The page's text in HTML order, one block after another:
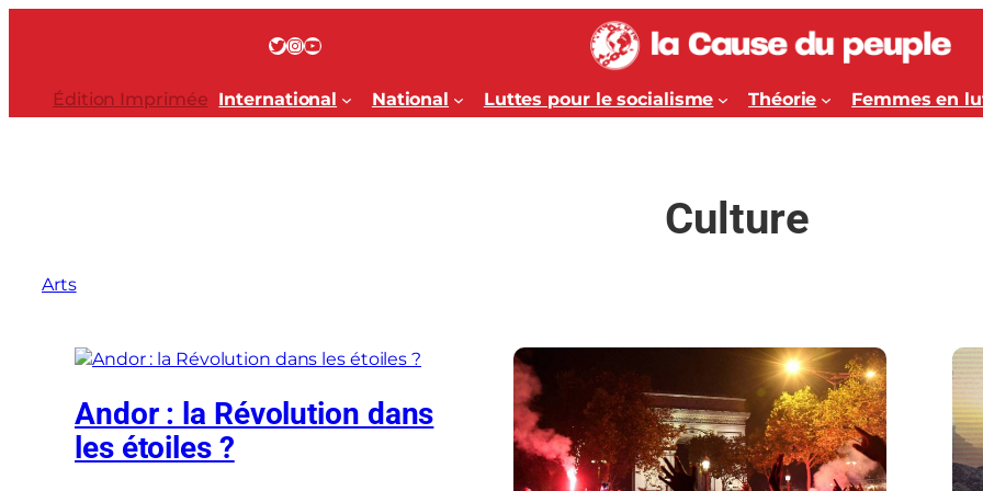
Twitter InstagramYouTube
Édition Imprimée International National Luttes pour le socialisme Théorie Femmes en
Culture
Arts
Andor : la Révolution dans
les étoiles ?